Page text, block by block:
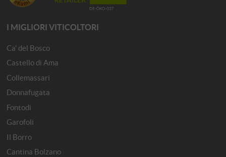
I MIGLIORI VITICOLTORI
Ca' del Bosco
Castello di Ama
Collemassari
Donnafugata
Fontodi
Garofoli
Il Borro
Cantina Bolzano